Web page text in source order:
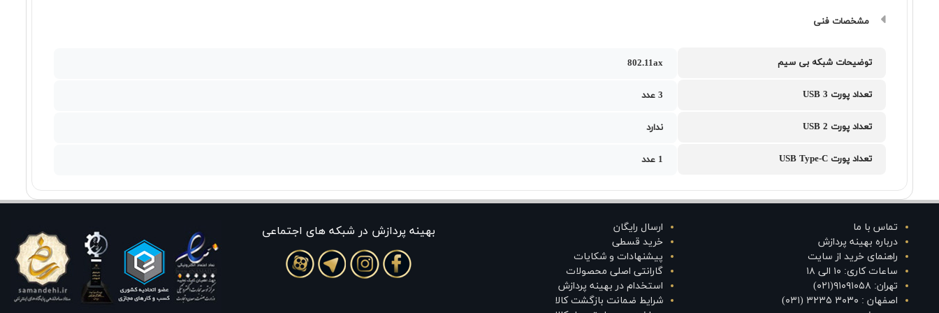
مشخصات فنی
توضیحات شبکه بی سیم 802.11ax
تعداد پورت USB 3 3 عدد
تعداد پورت USB 2 ندارد
تعداد پورت USB Type-C 1 عدد
تماس با ما
درباره بهینه پردازش
راهنمای خرید از سایت
ساعات کاری: ۱۰ الی ۱۸
تهران: ۹۱۰۹۱۰۵۸(۰۲۱)
اصفهان : ۳۰۳۰ ۳۲۳۵ (۰۳۱)
ارسال رایگان
خرید قسطی
پیشنهادات و شکایات
گارانتی اصلی محصولات
استخدام در بهینه پردازش
شرایط ضمانت بازگشت کالا
بهينه پردازش در شبکه های اجتماعی